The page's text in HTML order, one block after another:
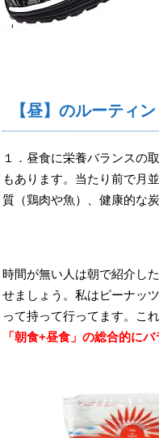
【昼】のルーティ
１．昼食に栄養バランスの
もあります。当たり前で月
質（鶏肉や魚）、健康的な
時間が無い人は朝で紹介し
せましょう。私はピーナッ
って持って行ってます。これ
「朝食+昼食」の総合的にバ